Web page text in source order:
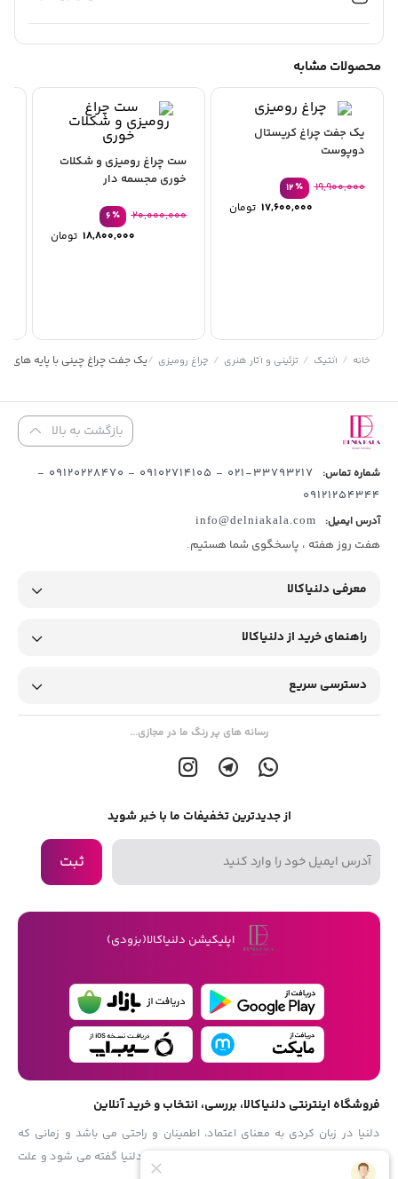
محصولات مشابه
یک جفت چراغ کریستال
دوپوست
٪12 19,900,000
قیمت
اصلی:
19,900,000 تومان
17,600,000 تومان
قیمت
ست چراغ روميزي و شكلات
خوري مجسمه دار
٪6 20,000,000
قیمت
اصلی:
18,800,000 تومان
قیمت
خانه / آنتیک / تزئینی و آثار هنری / چراغ رومیزی /یک جفت چراغ چینی با پایه های
بازگشت به بالا
شماره تماس:
33793217-021 - 09102714105 - 09120228470 -
09121254344
آدرس ایمیل: info@delniakala.com
هفت روز هفته ، پاسخگوی شما هستیم.
معرفی دلنیاکالا
راهنمای خرید از دلنیاکالا
دسترسی سریع
رسانه های پر رنگ ما در مجازی...
از جدیدترین تخفیفات ما با خبر شوید
ثبت
اپلیکیشن دلنیاکالا(بزودی)
فروشگاه اینترنتی دلنیاکالا، بررسی، انتخاب و خرید آنلاین
دلنیا در زبان کردی به معنای اعتماد، اطمینان و راحتی می باشد و زمانی که
انسان از وسیله ای یا کاری خیالش راحت باشد، به آن دلنیا گفته می شود و علت